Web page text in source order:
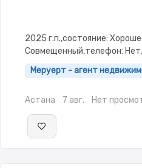
2025 г.п.,состояние:
Совмещенный,телефон:
меблирована,Полностью
изолированы,Новая
Меруерт - агент
Астана 7 авг. Нет